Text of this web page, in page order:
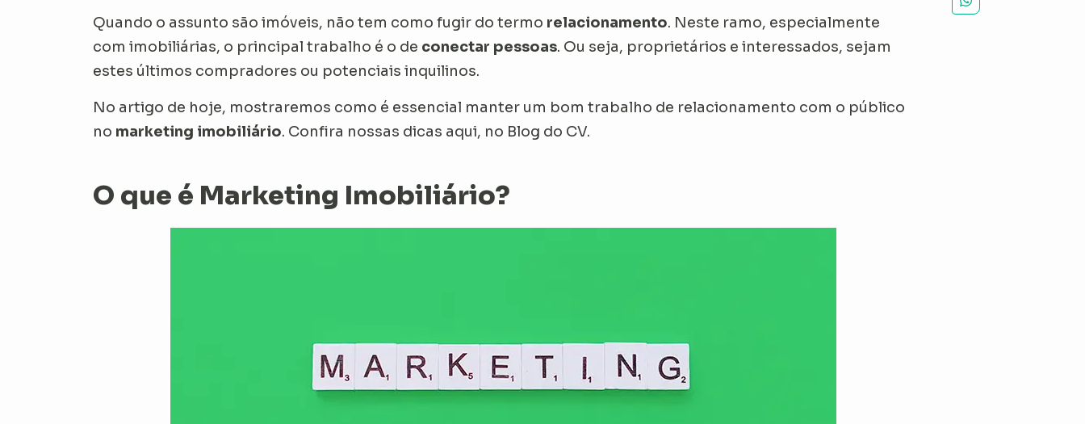
Quando o assunto são imóveis, não tem como fugir do termo relacionamento. Neste ramo, especialmente
com imobiliárias, o principal trabalho é o de conectar pessoas. Ou seja, proprietários e interessados, sejam
estes últimos compradores ou potenciais inquilinos.
No artigo de hoje, mostraremos como é essencial manter um bom trabalho de relacionamento com o público
no marketing imobiliário. Confira nossas dicas aqui, no Blog do CV.
O que é Marketing Imobiliário?